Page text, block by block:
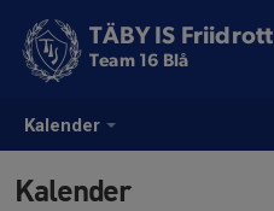
Kalender
TÄBY IS Friidrott
Team 16 Blå
Kalender